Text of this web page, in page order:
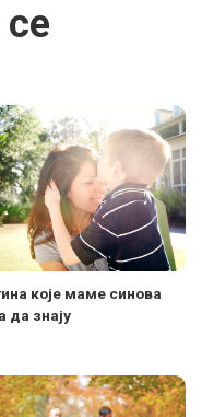
које маме синова
да знају